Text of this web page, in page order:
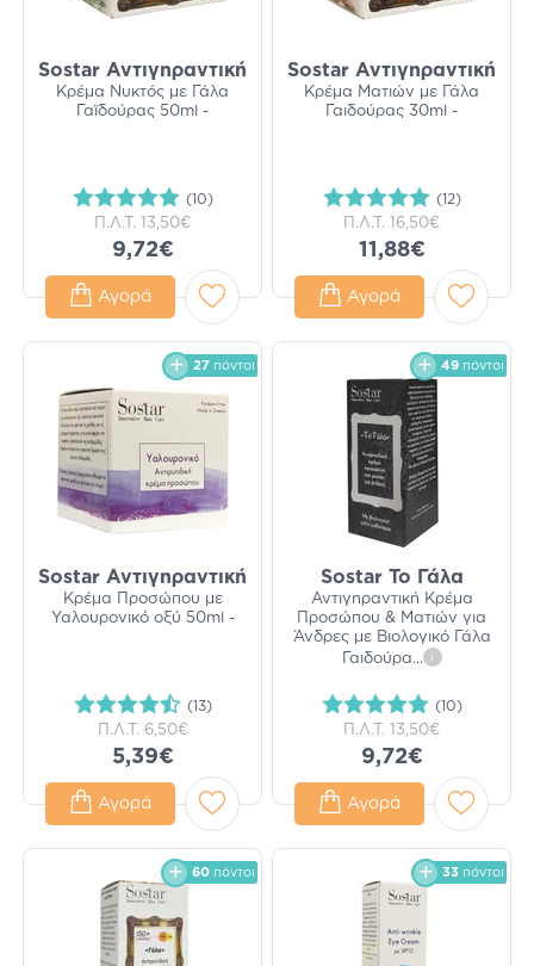
Sostar Αντιγηραντική
Κρέμα Νυκτός με Γάλα
Γαϊδούρας 50ml -
(10)
Π.Λ.Τ. 13,50€
9,72€
Αγορά
Sostar Αντιγηραντική
Κρέμα Ματιών με Γάλα
Γαιδούρας 30ml -
(12)
Π.Λ.Τ. 16,50€
11,88€
Αγορά
27 πόντοι
Sostar Αντιγηραντική
Κρέμα Προσώπου με
Υαλουρονικό οξύ 50ml -
(13)
Π.Λ.Τ. 6,50€
5,39€
Αγορά
49 πόντοι
Sostar Το Γάλα
Αντιγηραντική Κρέμα
Προσώπου & Ματιών για
Άνδρες με Βιολογικό Γάλα
Γαιδούρα... i
(10)
Π.Λ.Τ. 13,50€
9,72€
Αγορά
60 πόντοι 33 πόντοι